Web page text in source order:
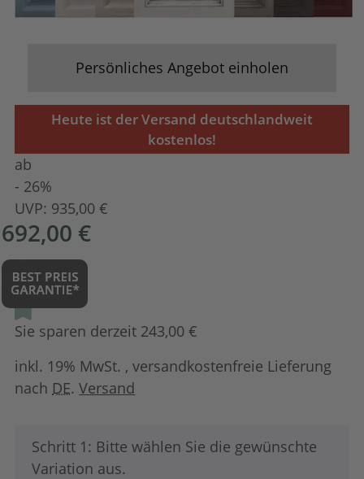
Persönliches Angebot einholen
Heute ist der Versand deutschlandweit
kostenlos!
ab
- 26%
UVP: 935,00 €
692,00 €
Sie sparen derzeit 243,00 €
inkl. 19% MwSt. , versandkostenfreie Lieferung
nach DE.Versand
x
Schritt 1: Bitte wählen Sie die gewünschte
Variation aus.